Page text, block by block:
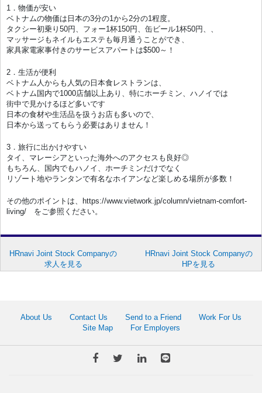
1．物価が安い
ベトナムの物価は日本の3分の1から2分の1程度。
タクシー初乗り50円、フォー1杯150円、缶ビール1杯50円、、
マッサージもネイルもエステも毎月通うことができ、
家具家電家事付きのサービスアパートは$500～！
2．生活が便利
ベトナム人からも人気の日本食レストランは、
ベトナム国内で1000店舗以上あり、特にホーチミン、ハノイでは
街中で見かけるほど多いです
日本の食材や生活品を扱うお店も多いので、
日本から送ってもらう必要はありません！
3．旅行に出かけやすい
タイ、マレーシアといった海外へのアクセスも良好◎
もちろん、国内でもハノイ、ホーチミンだけでなく
リゾート地やランタンで有名なホイアンなど楽しめる場所が多数！
その他のポイントは、https://www.vietwork.jp/column/vietnam-comfort-
living/ をご参照ください。
HRnavi Joint Stock Companyの
求人を見る
HRnavi Joint Stock Companyの
HPを見る
About Us Contact Us Send to a Friend
Work For Us
Site Map
For Employers